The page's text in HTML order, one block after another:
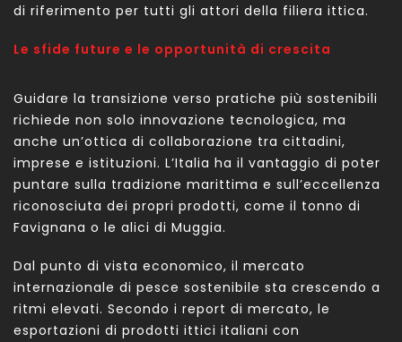
di riferimento per tutti gli attori della filiera ittica.
Le sfide future e le opportunità di crescita
Guidare la transizione verso pratiche più sostenibili
richiede non solo innovazione tecnologica, ma
anche un’ottica di collaborazione tra cittadini,
imprese e istituzioni. L’Italia ha il vantaggio di poter
puntare sulla tradizione marittima e sull’eccellenza
riconosciuta dei propri prodotti, come il tonno di
Favignana o le alici di Muggia.
Dal punto di vista economico, il mercato
internazionale di pesce sostenibile sta crescendo a
ritmi elevati. Secondo i report di mercato, le
esportazioni di prodotti ittici italiani con